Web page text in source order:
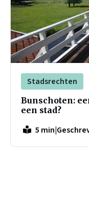
Stadsrechten
Bunschoten:
een stad?
5 min|